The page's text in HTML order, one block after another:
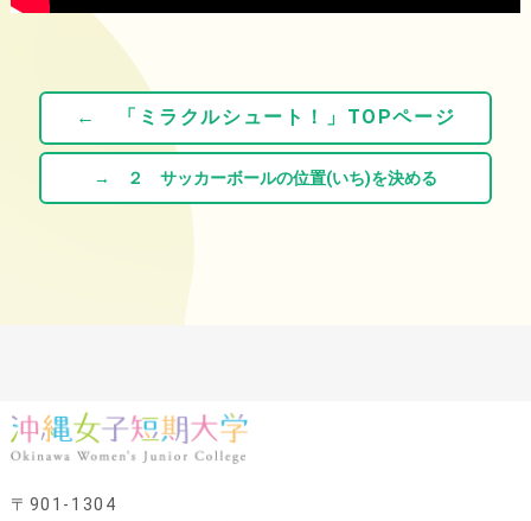
← 「ミラクルシュート！」TOPページ
→ ２ サッカーボールの位置(いち)を決める
〒901-1304